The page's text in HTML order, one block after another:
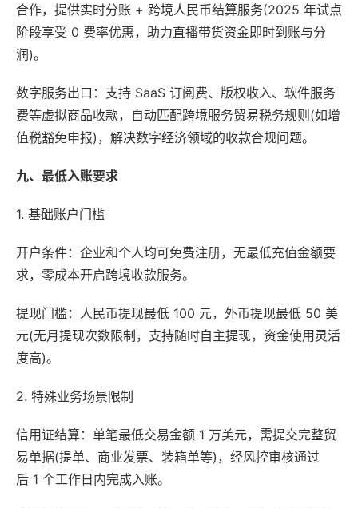
合作，提供实时分账 + 跨境人民币结算服务(2025 年试点
阶段享受 0 费率优惠，助力直播带货资金即时到账与分
润)。
数字服务出口：支持 SaaS 订阅费、版权收入、软件服务
费等虚拟商品收款，自动匹配跨境服务贸易税务规则(如增
值税豁免申报)，解决数字经济领域的收款合规问题。
九、最低入账要求
1. 基础账户门槛
开户条件：企业和个人均可免费注册，无最低充值金额要
求，零成本开启跨境收款服务。
提现门槛：人民币提现最低 100 元，外币提现最低 50 美
元(无月提现次数限制，支持随时自主提现，资金使用灵活
度高)。
2. 特殊业务场景限制
信用证结算：单笔最低交易金额 1 万美元，需提交完整贸
易单据(提单、商业发票、装箱单等)，经风控审核通过
后 1 个工作日内完成入账。